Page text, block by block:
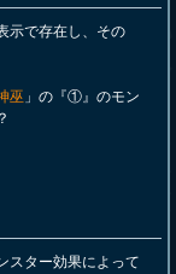
示で存在し、その
巫 」の『①』のモン
スター効果によって